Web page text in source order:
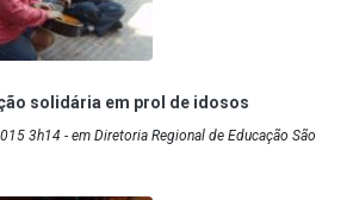
solidária em prol de idosos
3h14 - em Diretoria Regional de Educação São